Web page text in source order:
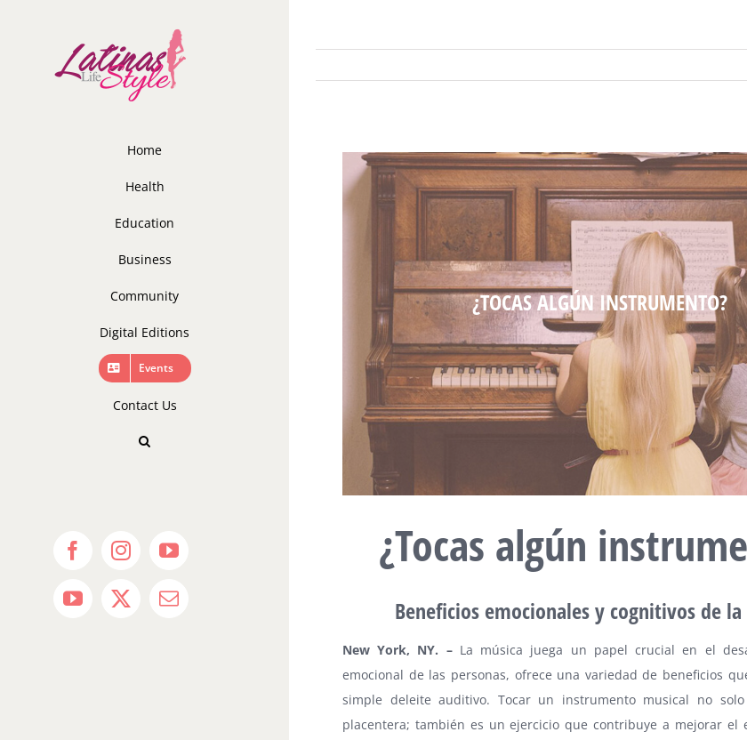
Home
Health
Education
Business
Community
Digital Editions
Events
Contact Us
FacebookInstagramYouTube
YouTube
X Email
¿TOCAS ALGÚN INSTRUMENTO?
¿Tocas algún
Beneficios emocionales y cognitivos de
New York, NY. – La música juega un papel crucial en el
emocional de las personas, ofrece una variedad de beneficios
simple deleite auditivo. Tocar un instrumento musical no
placentera; también es un ejercicio que contribuye a mejorar el